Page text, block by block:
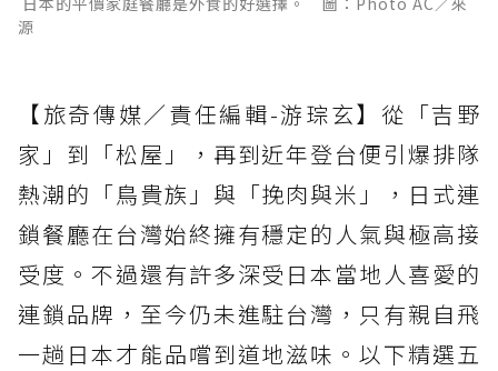
源
【旅奇傳媒／責任編輯-游琮玄】從「吉野
家」到「松屋」，再到近年登台便引爆排隊
熱潮的「鳥貴族」與「挽肉與米」，日式連
鎖餐廳在台灣始終擁有穩定的人氣與極高接
受度。不過還有許多深受日本當地人喜愛的
連鎖品牌，至今仍未進駐台灣，只有親自飛
一趟日本才能品嚐到道地滋味。以下精選五